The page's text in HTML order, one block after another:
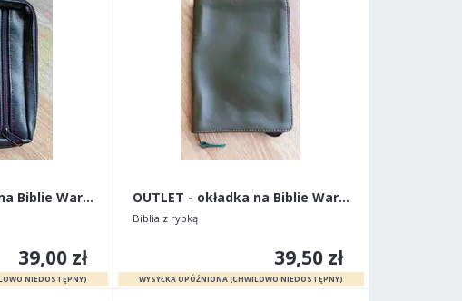
OUTLET - okładka na Biblie Warszawską stare wydani
39,00 zł
OUTLET - okładka na Biblie Warszawską stare wydani
Biblia z rybką
39,50 zł